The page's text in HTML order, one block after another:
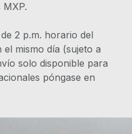
IVA
2 p.m. horario del
mismo día (sujeto a
solo disponible para
póngase en